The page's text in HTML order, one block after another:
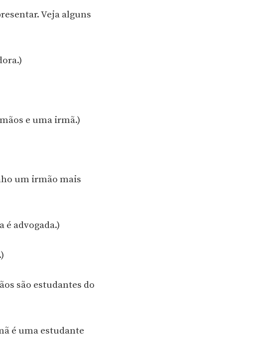
Veja alguns
e uma irmã.)
um irmão mais
é advogada.)
são estudantes do
é uma estudante